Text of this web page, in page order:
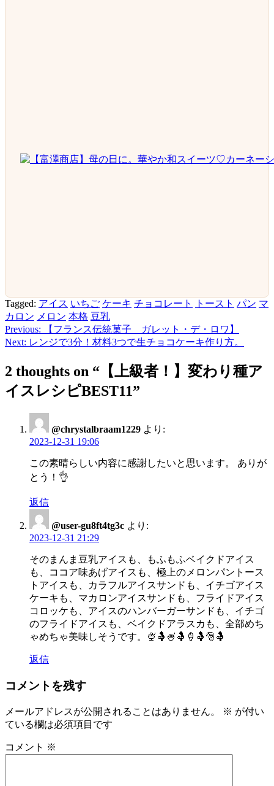
Tagged: アイス いちご ケーキ チョコレート トースト パン マ
カロン メロン 本格 豆乳
投
ナ
ビ
Previous:
【フランス伝統菓子 ガレット・デ・ロワ】
Next: レンジで3分！材料3つで生チョコケーキ作り方。
2 thoughts on “ 【上級者！】変わり種ア
イスレシピBEST11”
@chrystalbraam1229 より:
2023-12-31 19:06
この素晴らしい内容に感謝したいと思います。 ありが
とう！👌
返信
@user-gu8ft4tg3c より:
2023-12-31 21:29
そのまんま豆乳アイスも、もふもふベイクドアイス
も、ココア味あげアイスも、極上のメロンパントース
トアイスも、カラフルアイスサンドも、イチゴアイス
ケーキも、マカロンアイスサンドも、フライドアイス
コロッケも、アイスのハンバーガーサンドも、イチゴ
のフライドアイスも、ベイクドアラスカも、全部めち
ゃめちゃ美味しそうです。🍨🤱🍧🤱🍦🤱🎅🤱
返信
コメントを残す
メールアドレスが公開されることはありません。 ※ が付い
ている欄は必須項目です
コメント ※